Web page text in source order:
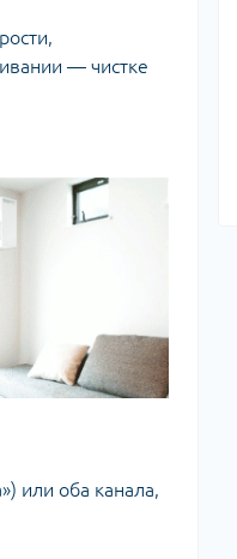
— чистке
или оба канала,